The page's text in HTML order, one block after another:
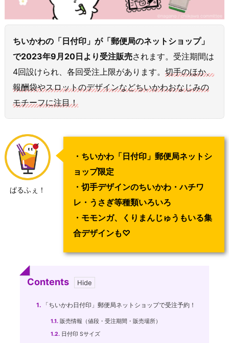
ちいかわの「日付印」が「郵便局のネットショップ」
で2023年9月20日より受注販売されます。受注期間は
4回設けられ、各回受注上限があります。 切手のほか、
報酬袋やスロットのデザインなどちいかわおなじみの
モチーフに注目！
ぱるふぇ！
・ちいかわ「日付印」郵便局ネットシ
ョップ限定
・切手デザインのちいかわ・ハチワ
レ・うさぎ等種類いろいろ
・モモンガ、くりまんじゅうもいる集
合デザインも♡
Contents
1. 「ちいかわ日付印」郵便局ネットショップで受注予約！
1.1. 販売情報（値段・受注期間・販売場所）
1.2. 日付印 Sサイズ